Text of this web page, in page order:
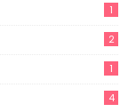
1
2
1
4